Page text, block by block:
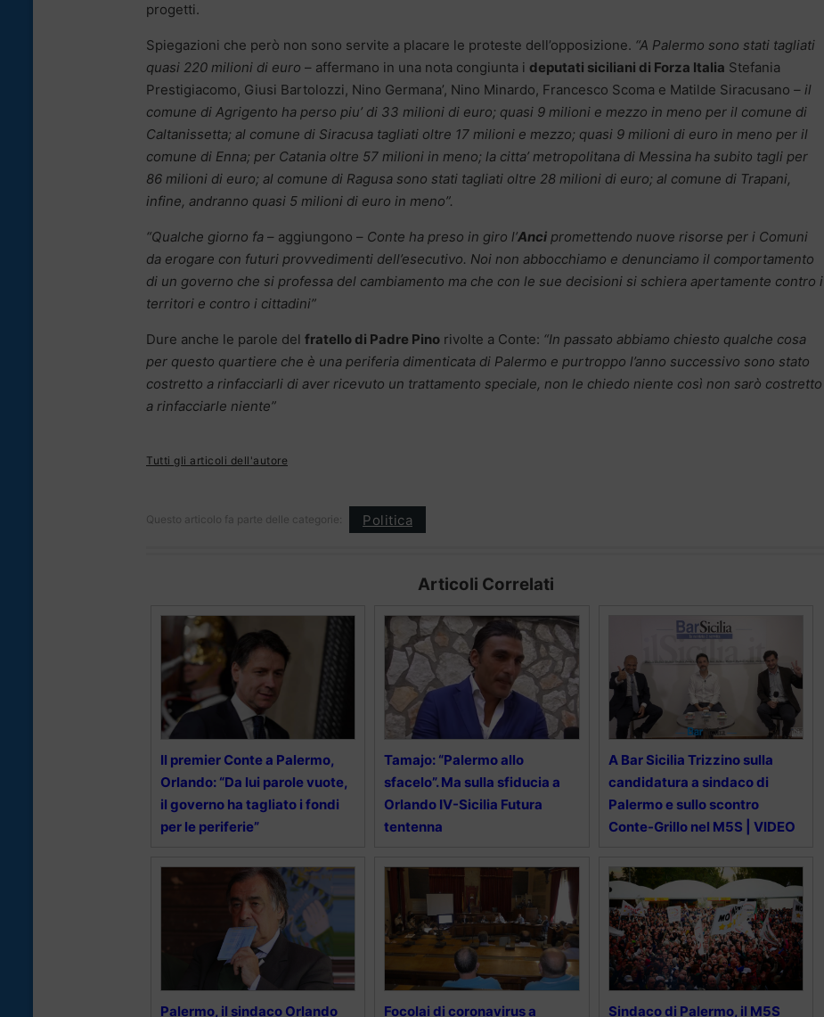
progetti.
Spiegazioni che però non sono servite a placare le proteste dell’opposizione. “A Palermo sono stati tagliati
quasi 220 milioni di euro – affermano in una nota congiunta i deputati siciliani di Forza Italia Stefania
Prestigiacomo, Giusi Bartolozzi, Nino Germana’, Nino Minardo, Francesco Scoma e Matilde Siracusano – il
comune di Agrigento ha perso piu’ di 33 milioni di euro; quasi 9 milioni e mezzo in meno per il comune di
Caltanissetta; al comune di Siracusa tagliati oltre 17 milioni e mezzo; quasi 9 milioni di euro in meno per il
comune di Enna; per Catania oltre 57 milioni in meno; la citta’ metropolitana di Messina ha subito tagli per
86 milioni di euro; al comune di Ragusa sono stati tagliati oltre 28 milioni di euro; al comune di Trapani,
infine, andranno quasi 5 milioni di euro in meno”.
“Qualche giorno fa – aggiungono – Conte ha preso in giro l’Anci promettendo nuove risorse per i Comuni
da erogare con futuri provvedimenti dell’esecutivo. Noi non abbocchiamo e denunciamo il comportamento
di un governo che si professa del cambiamento ma che con le sue decisioni si schiera apertamente contro i
territori e contro i cittadini”
Dure anche le parole del fratello di Padre Pino rivolte a Conte: “In passato abbiamo chiesto qualche cosa
per questo quartiere che è una periferia dimenticata di Palermo e purtroppo l’anno successivo sono stato
costretto a rinfacciarli di aver ricevuto un trattamento speciale, non le chiedo niente così non sarò costretto
a rinfacciarle niente”
Tutti gli articoli dell'autore
Questo articolo fa parte delle categorie: Politica
Articoli Correlati
Il premier Conte a Palermo,
Orlando: “Da lui parole vuote,
il governo ha tagliato i fondi
per le periferie”
Tamajo: “Palermo allo
sfacelo”. Ma sulla sfiducia a
Orlando IV-Sicilia Futura
tentenna
A Bar Sicilia Trizzino sulla
candidatura a sindaco di
Palermo e sullo scontro
Conte-Grillo nel M5S | VIDEO
Palermo, il sindaco Orlando Focolai di coronavirus a Sindaco di Palermo, il M5S